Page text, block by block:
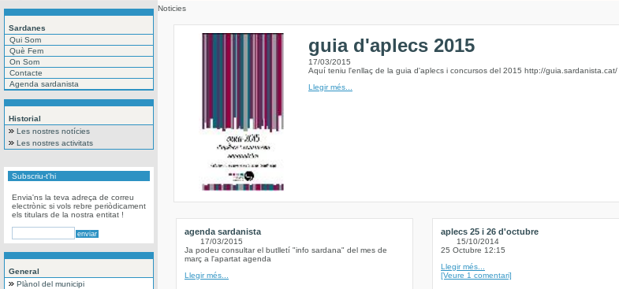
Sardanes
Qui Som
Què Fem
On Som
Contacte
Agenda sardanista
Historial
Les nostres notícies
Les nostres activitats
Subscriu-t'hi
Envia'ns la teva adreça de correu
electrònic si vols rebre periòdicament
els titulars de la nostra entitat !
General
Plànol del municipi
Noticies
guia d'aplecs 2015
17/03/2015
Aquí teniu l'enllaç de la guia d'aplecs i concursos del 2015 http://guia.sardanista.cat/
Llegir més...
agenda sardanista
17/03/2015
Ja podeu consultar el butlletí "info sardana" del mes de
març a l'apartat agenda
Llegir més...
aplecs 25 i 26 d'octubre
15/10/2014
25 Octubre 12:15
Llegir més...
[Veure 1 comentari]